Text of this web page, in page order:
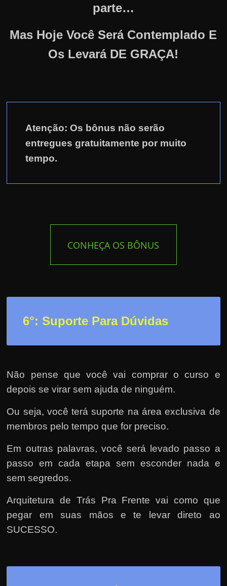
parte…
Mas Hoje Você Será Contemplado E
Os Levará DE GRAÇA!
Atenção: Os bônus não serão
entregues gratuitamente por muito
tempo.
CONHEÇA OS BÔNUS
6°: Suporte Para Dúvidas
Não pense que você vai comprar o curso e
depois se virar sem ajuda de ninguém.
Ou seja, você terá suporte na área exclusiva de
membros pelo tempo que for preciso.
Em outras palavras, você será levado passo a
passo em cada etapa sem esconder nada e
sem segredos.
Arquitetura de Trás Pra Frente vai como que
pegar em suas mãos e te levar direto ao
SUCESSO.